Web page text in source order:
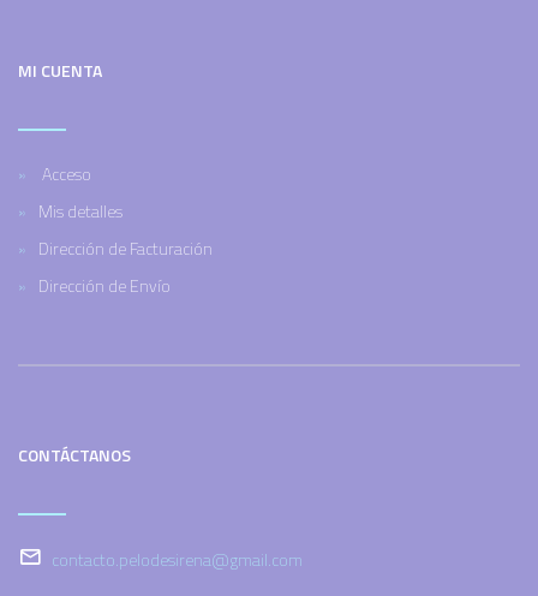
MI CUENTA
Acceso
Mis detalles
Dirección de Facturación
Dirección de Envío
CONTÁCTANOS
contacto.pelodesirena@gmail.com